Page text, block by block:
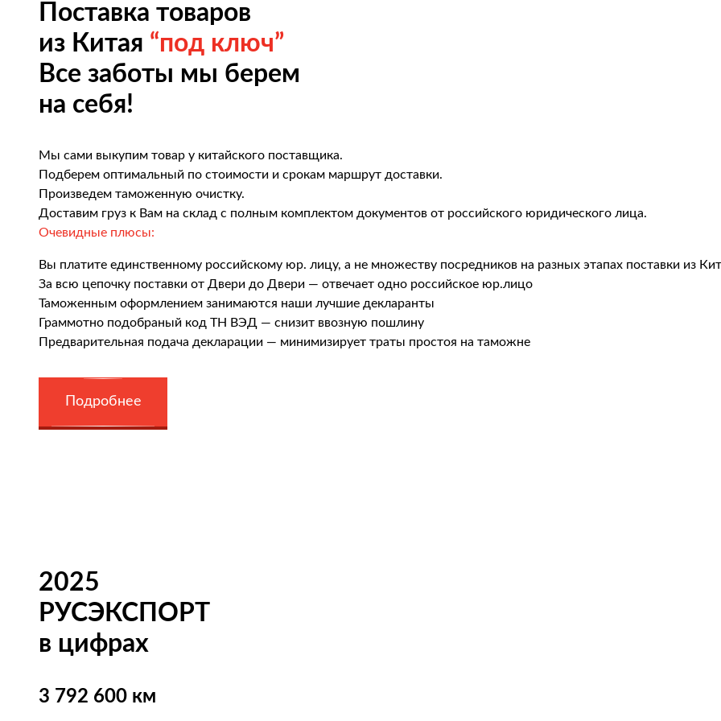
Поставка товаров
из Китая “под ключ”
Все заботы мы берем
на себя!
Мы сами выкупим товар у китайского поставщика.
Подберем оптимальный по стоимости и срокам маршрут доставки.
Произведем таможенную очистку.
Доставим груз к Вам на склад с полным комплектом документов от российского юридического лица.
Очевидные плюсы:
Вы платите единственному российскому юр. лицу, а не множеству посредников на разных этапах поставки из
За всю цепочку поставки от Двери до Двери — отвечает одно российское юр.лицо
Таможенным оформлением занимаются наши лучшие декларанты
Граммотно подобраный код ТН ВЭД — снизит ввозную пошлину
Предварительная подача декларации — минимизирует траты простоя на таможне
Подробнее
2025
РУСЭКСПОРТ
в цифрах
3 792 600 км